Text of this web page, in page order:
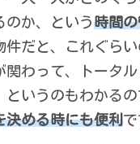
のか、という時間
件だと、これぐら
関わって、トータ
というのもわかる
決める時にも便利で